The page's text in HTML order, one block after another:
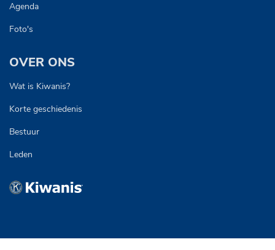
Agenda
Foto's
OVER ONS
Wat is Kiwanis?
Korte geschiedenis
Bestuur
Leden